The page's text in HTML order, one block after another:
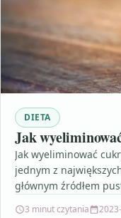
DIETA
Jak
Jak wyeliminować
jednym z
głównym źródłem
3 minut czytania